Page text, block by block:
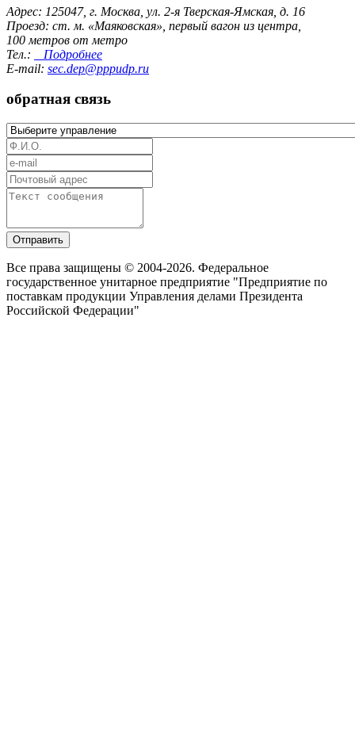
Адрес: 125047, г. Москва, ул. 2-я Тверская-Ямская, д. 16
Проезд: ст. м. «Маяковская», первый вагон из центра,
100 метров от метро
Тел.:
Подробнее
E-mail: sec.dep@pppudp.ru
обратная связь
Отправить
Все права защищены © 2004-2026. Федеральное
государственное унитарное предприятие "Предприятие по
поставкам продукции Управления делами Президента
Российской Федерации"